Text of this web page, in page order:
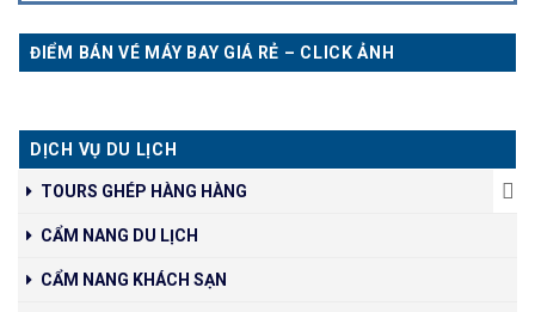
ĐIỂM BÁN VÉ MÁY BAY GIÁ RẺ – CLICK ẢNH
DỊCH VỤ DU LỊCH
TOURS GHÉP HÀNG HÀNG
CẨM NANG DU LỊCH
CẨM NANG KHÁCH SẠN